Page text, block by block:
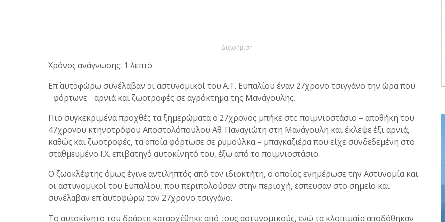
- Διαφήμιση -
Χρόνος ανάγνωσης: 1 λεπτό
Επ΄ αυτοφώρω συνέλαβαν οι αστυνομικοί του Α.Τ. Ευπαλίου έναν 27χρονο τσιγγάνο την ώρα που
¨φόρτωνε¨ αρνιά και ζωοτροφές σε αγρόκτημα της Μανάγουλης.
Πιο συγκεκριμένα προχθές τα ξημερώματα ο 27χρονος μπήκε στο ποιμνιοστάσιο – αποθήκη του
47χρονου κτηνοτρόφου Αποστολόπουλου Αθ. Παναγιώτη στη Μανάγουλη και έκλεψε έξι αρνιά,
καθώς και ζωοτροφές, τα οποία φόρτωσε σε ρυμούλκα – μπαγκαζιέρα που είχε συνδεδεμένη στο
σταθμευμένο Ι.Χ. επιβατηγό αυτοκίνητό του, έξω από το ποιμνιοστάσιο.
Ο ζωοκλέφτης όμως έγινε αντιληπτός από τον ιδιοκτήτη, ο οποίος ενημέρωσε την Αστυνομία και
οι αστυνομικοί του Ευπαλίου, που περιπολούσαν στην περιοχή, έσπευσαν στο σημείο και
συνέλαβαν επ΄ αυτοφώρω τον 27χρονο τσιγγάνο.
Το αυτοκίνητο του δράστη κατασχέθηκε από τους αστυνομικούς, ενώ τα κλοπιμαία αποδόθηκαν